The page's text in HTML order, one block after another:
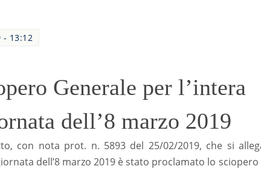
- 13:12
Generale per l’intera
dell’8 marzo 2019
con nota prot. n. 5893 del 25/02/2019, che si
dell’8 marzo 2019 è stato proclamato lo